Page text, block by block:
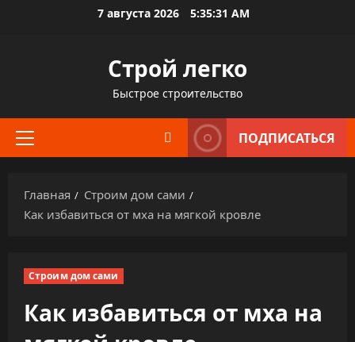
7 августа 2026 5:35:32 AM
Строй легко
Быстрое строительство
Основное
ПОДПИСАТЬСЯ
Главная
Строим дом сами
Как избавиться от мха на мягкой кровле
Строим дом сами
Как избавиться от мха на